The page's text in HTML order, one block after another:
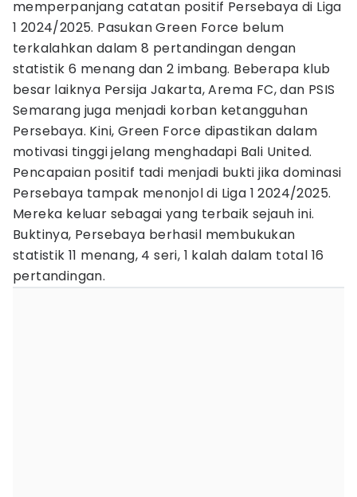
memperpanjang catatan positif Persebaya di Liga
1 2024/2025. Pasukan Green Force belum
terkalahkan dalam 8 pertandingan dengan
statistik 6 menang dan 2 imbang. Beberapa klub
besar laiknya Persija Jakarta, Arema FC, dan PSIS
Semarang juga menjadi korban ketangguhan
Persebaya. Kini, Green Force dipastikan dalam
motivasi tinggi jelang menghadapi Bali United.
Pencapaian positif tadi menjadi bukti jika dominasi
Persebaya tampak menonjol di Liga 1 2024/2025.
Mereka keluar sebagai yang terbaik sejauh ini.
Buktinya, Persebaya berhasil membukukan
statistik 11 menang, 4 seri, 1 kalah dalam total 16
pertandingan.